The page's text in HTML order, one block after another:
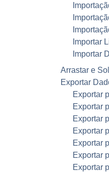
Importar
Importar
Arrastar e
Exportar
Exportar
Exportar
Exportar
Exportar
Exportar
Exportar
Exportar